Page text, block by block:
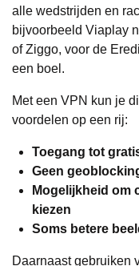
alle wedstrijden en
bijvoorbeeld Viaplay
of Ziggo, voor de
een boel.
Met een VPN kun je
voordelen op een rij:
Toegang tot
Geen
Mogelijkheid om
kiezen
Soms betere
Daarnaast gebruiken